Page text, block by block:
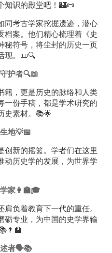
知识的殿堂吧！🏰📜
同考古学家挖掘遗迹，潜心
案。他们精心梳理着《史
秘符号，将尘封的历史一页
现。📜🔍
护者🔍📖
籍，更是历史的脉络和人类
一份手稿，都是学术研究的
史素材。📚🌟
地💡📅
创新的摇篮。学者们在这里
动历史学的发展，为世界学
家👩‍🏫🎓
负着教育下一代的重任。
砺专业，为中国的史学界输
述者🗣️📚